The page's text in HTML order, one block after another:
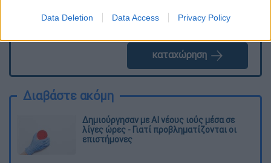
Data Deletion Data Access Privacy Policy
καταχώρηση
Διαβάστε ακόμη
Δημιούργησαν με AI νέους ιούς μέσα σε
λίγες ώρες - Γιατί προβληματίζονται οι
επιστήμονες